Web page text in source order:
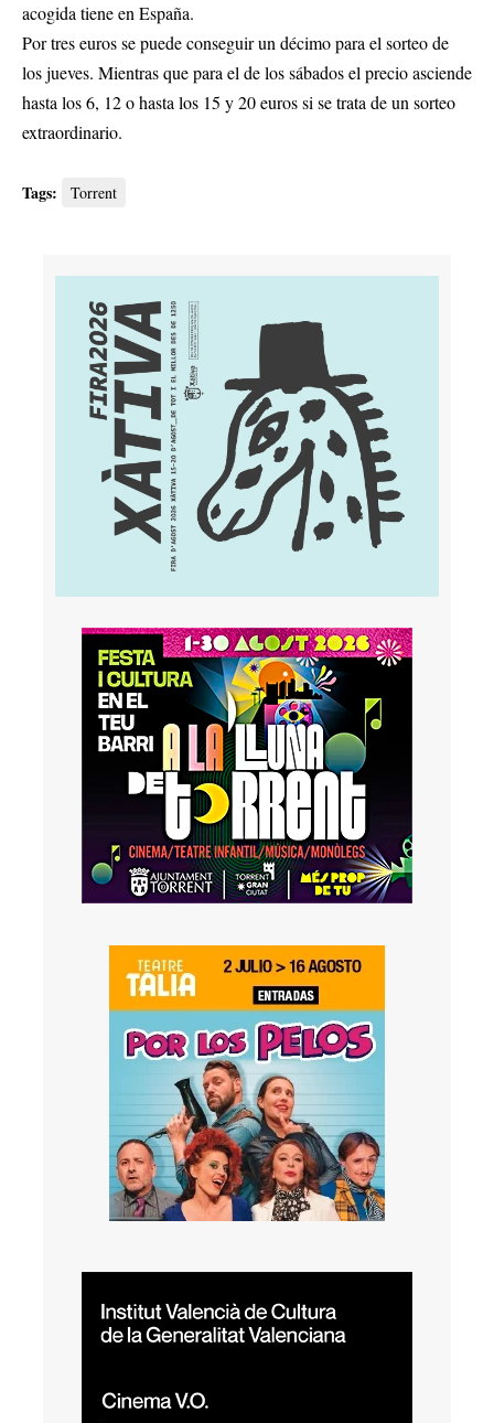
acogida tiene en España.
Por tres euros se puede conseguir un décimo para el sorteo de
los jueves. Mientras que para el de los sábados el precio asciende
hasta los 6, 12 o hasta los 15 y 20 euros si se trata de un sorteo
extraordinario.
Tags: Torrent